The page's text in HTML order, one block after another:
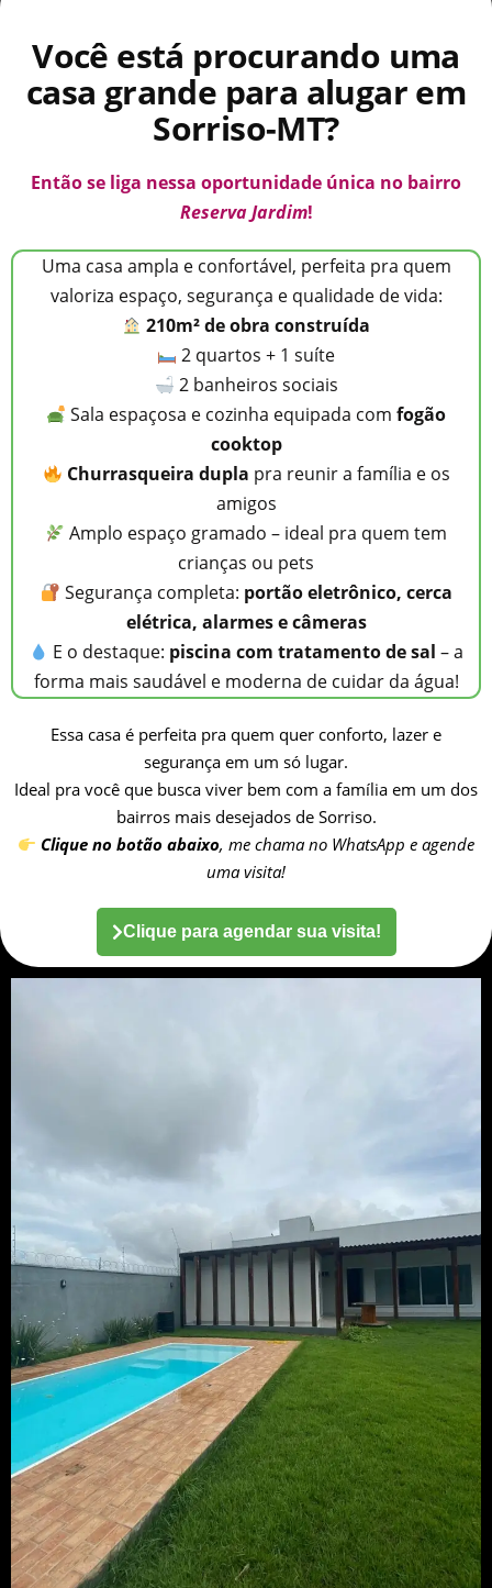
Você está procurando uma
casa grande para alugar em
Sorriso-MT?
Então se liga nessa oportunidade única no bairro
Reserva Jardim!
Uma casa ampla e confortável, perfeita pra quem
valoriza espaço, segurança e qualidade de vida:
210m² de obra construída
2 quartos + 1 suíte
2 banheiros sociais
Sala espaçosa e cozinha equipada comfogão
cooktop
Churrasqueira dupla pra reunir a família e os
amigos
Amplo espaço gramado – ideal pra quem tem
crianças ou pets
Segurança completa: portão eletrônico, cerca
elétrica, alarmes e câmeras
E o destaque: piscina com tratamento de sal – a
forma mais saudável e moderna de cuidar da água!
Essa casa é perfeita pra quem quer conforto, lazer e
segurança em um só lugar.
Ideal pra você que busca viver bem com a família em um dos
bairros mais desejados de Sorriso.
Clique no botão abaixo, me chama no WhatsApp e agende
uma visita!
Clique para agendar sua visita!